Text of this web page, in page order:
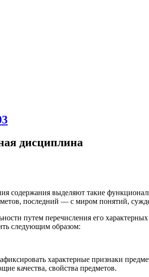
дисциплина
содержания выделяют такие
последний — с миром понятий,
путем перечисления его
следующим образом:
характерные признаки
качества, свойства предметов.